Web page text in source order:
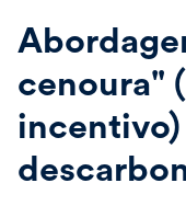
cenoura"
incentivo)